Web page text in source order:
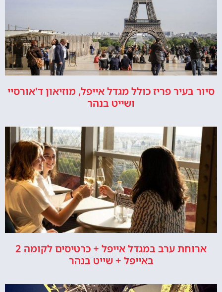
סיור בעיר פריז כולל מגדל אייפל, מוזיאון ד'אורסיי
ושייט בנהר
ארוחת ערב במגדל אייפל + כרטיסים לקומה 2
באייפל + שייט בנהר